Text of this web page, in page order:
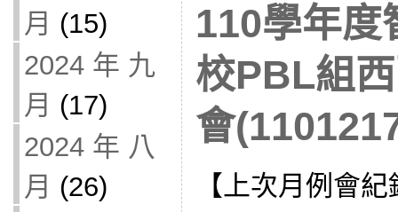
月 (15)
2024 年 九
月 (17)
2024 年 八
月 (26)
110學年度
校PBL組
會
【上次月例會